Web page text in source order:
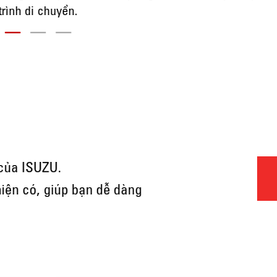
di chuyển.
ISUZU.
có, giúp bạn dễ dàng